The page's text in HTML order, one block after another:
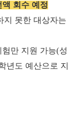
액 회수 예정
지 못한 대상자는
만 지원 가능(성
년도 예산으로 지